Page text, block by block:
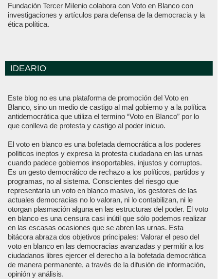
Fundación Tercer Milenio colabora con Voto en Blanco con
investigaciones y artículos para defensa de la democracia y la
ética política.
IDEARIO
Este blog no es una plataforma de promoción del Voto en
Blanco, sino un medio de castigo al mal gobierno y a la política
antidemocrática que utiliza el termino “Voto en Blanco” por lo
que conlleva de protesta y castigo al poder inicuo.
El voto en blanco es una bofetada democrática a los poderes
políticos ineptos y expresa la protesta ciudadana en las urnas
cuando padece gobiernos insoportables, injustos y corruptos.
Es un gesto democrático de rechazo a los políticos, partidos y
programas, no al sistema. Conscientes del riesgo que
representaría un voto en blanco masivo, los gestores de las
actuales democracias no lo valoran, ni lo contabilizan, ni le
otorgan plasmación alguna en las estructuras del poder. El voto
en blanco es una censura casi inútil que sólo podemos realizar
en las escasas ocasiones que se abren las urnas. Esta
bitácora abraza dos objetivos principales: Valorar el peso del
voto en blanco en las democracias avanzadas y permitir a los
ciudadanos libres ejercer el derecho a la bofetada democrática
de manera permanente, a través de la difusión de información,
opinión y análisis.